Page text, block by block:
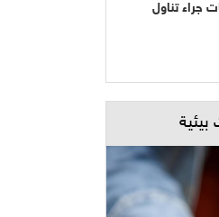
جراء تناول
بيئية